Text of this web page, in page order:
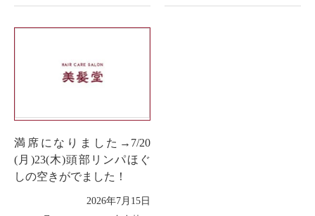
満席になりました→7/20
(月)23(木)頭部リンパほぐ
しの空きがでました！
2026年7月15日